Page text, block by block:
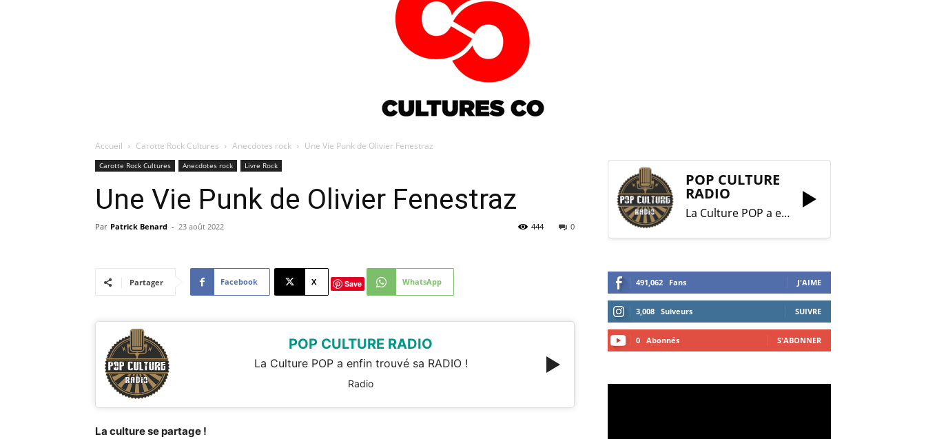
Accueil Carotte Rock Cultures Anecdotes rock Une Vie Punk de Olivier Fenestraz
Carotte Rock Cultures Anecdotes rock Livre Rock
Une Vie Punk de Olivier Fenestraz
Par Patrick Benard - 23 août 2022 0
444
Partager Facebook X Save WhatsApp
POP CULTURE RADIO
La Culture POP a enfin trouvé sa RADIO !
Radio
La culture se partage !
POP CULTURE
RADIO
La Culture POP a enfin trouvé sa RADIO !
491,062 Fans J'AIME
3,008 Suiveurs SUIVRE
0 Abonnés S'ABONNER